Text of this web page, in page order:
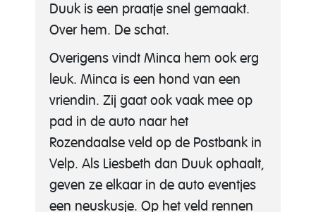
Duuk is een praatje snel gemaakt.
Over hem. De schat.
Overigens vindt Minca hem ook erg
leuk. Minca is een hond van een
vriendin. Zij gaat ook vaak mee op
pad in de auto naar het
Rozendaalse veld op de Postbank in
Velp. Als Liesbeth dan Duuk ophaalt,
geven ze elkaar in de auto eventjes
een neuskusje. Op het veld rennen